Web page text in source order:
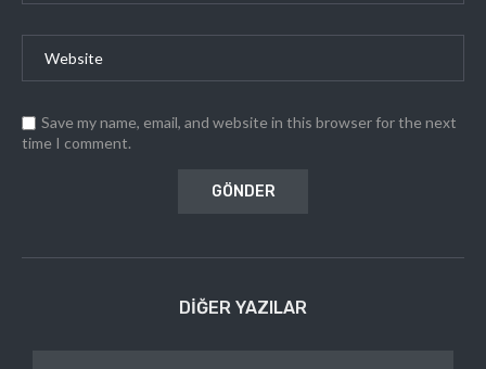
Save my name, email, and website in this browser for the next
time I comment.
DIĞER YAZILAR